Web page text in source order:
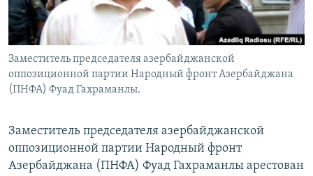
Заместитель председателя азербайджанской
оппозиционной партии Народный фронт Азербайджана
(ПНФА) Фуад Гахраманлы.
Заместитель председателя азербайджанской
оппозиционной партии Народный фронт
Азербайджана (ПНФА) Фуад Гахраманлы арестован